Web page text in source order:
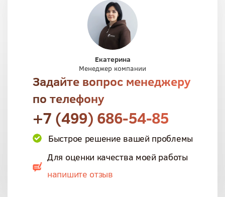
Екатерина
Менеджер компании
Задайте вопрос менеджеру
по телефону
+7 (499) 686-54-85
Быстрое решение вашей проблемы
Для оценки качества моей работы
напишите отзыв